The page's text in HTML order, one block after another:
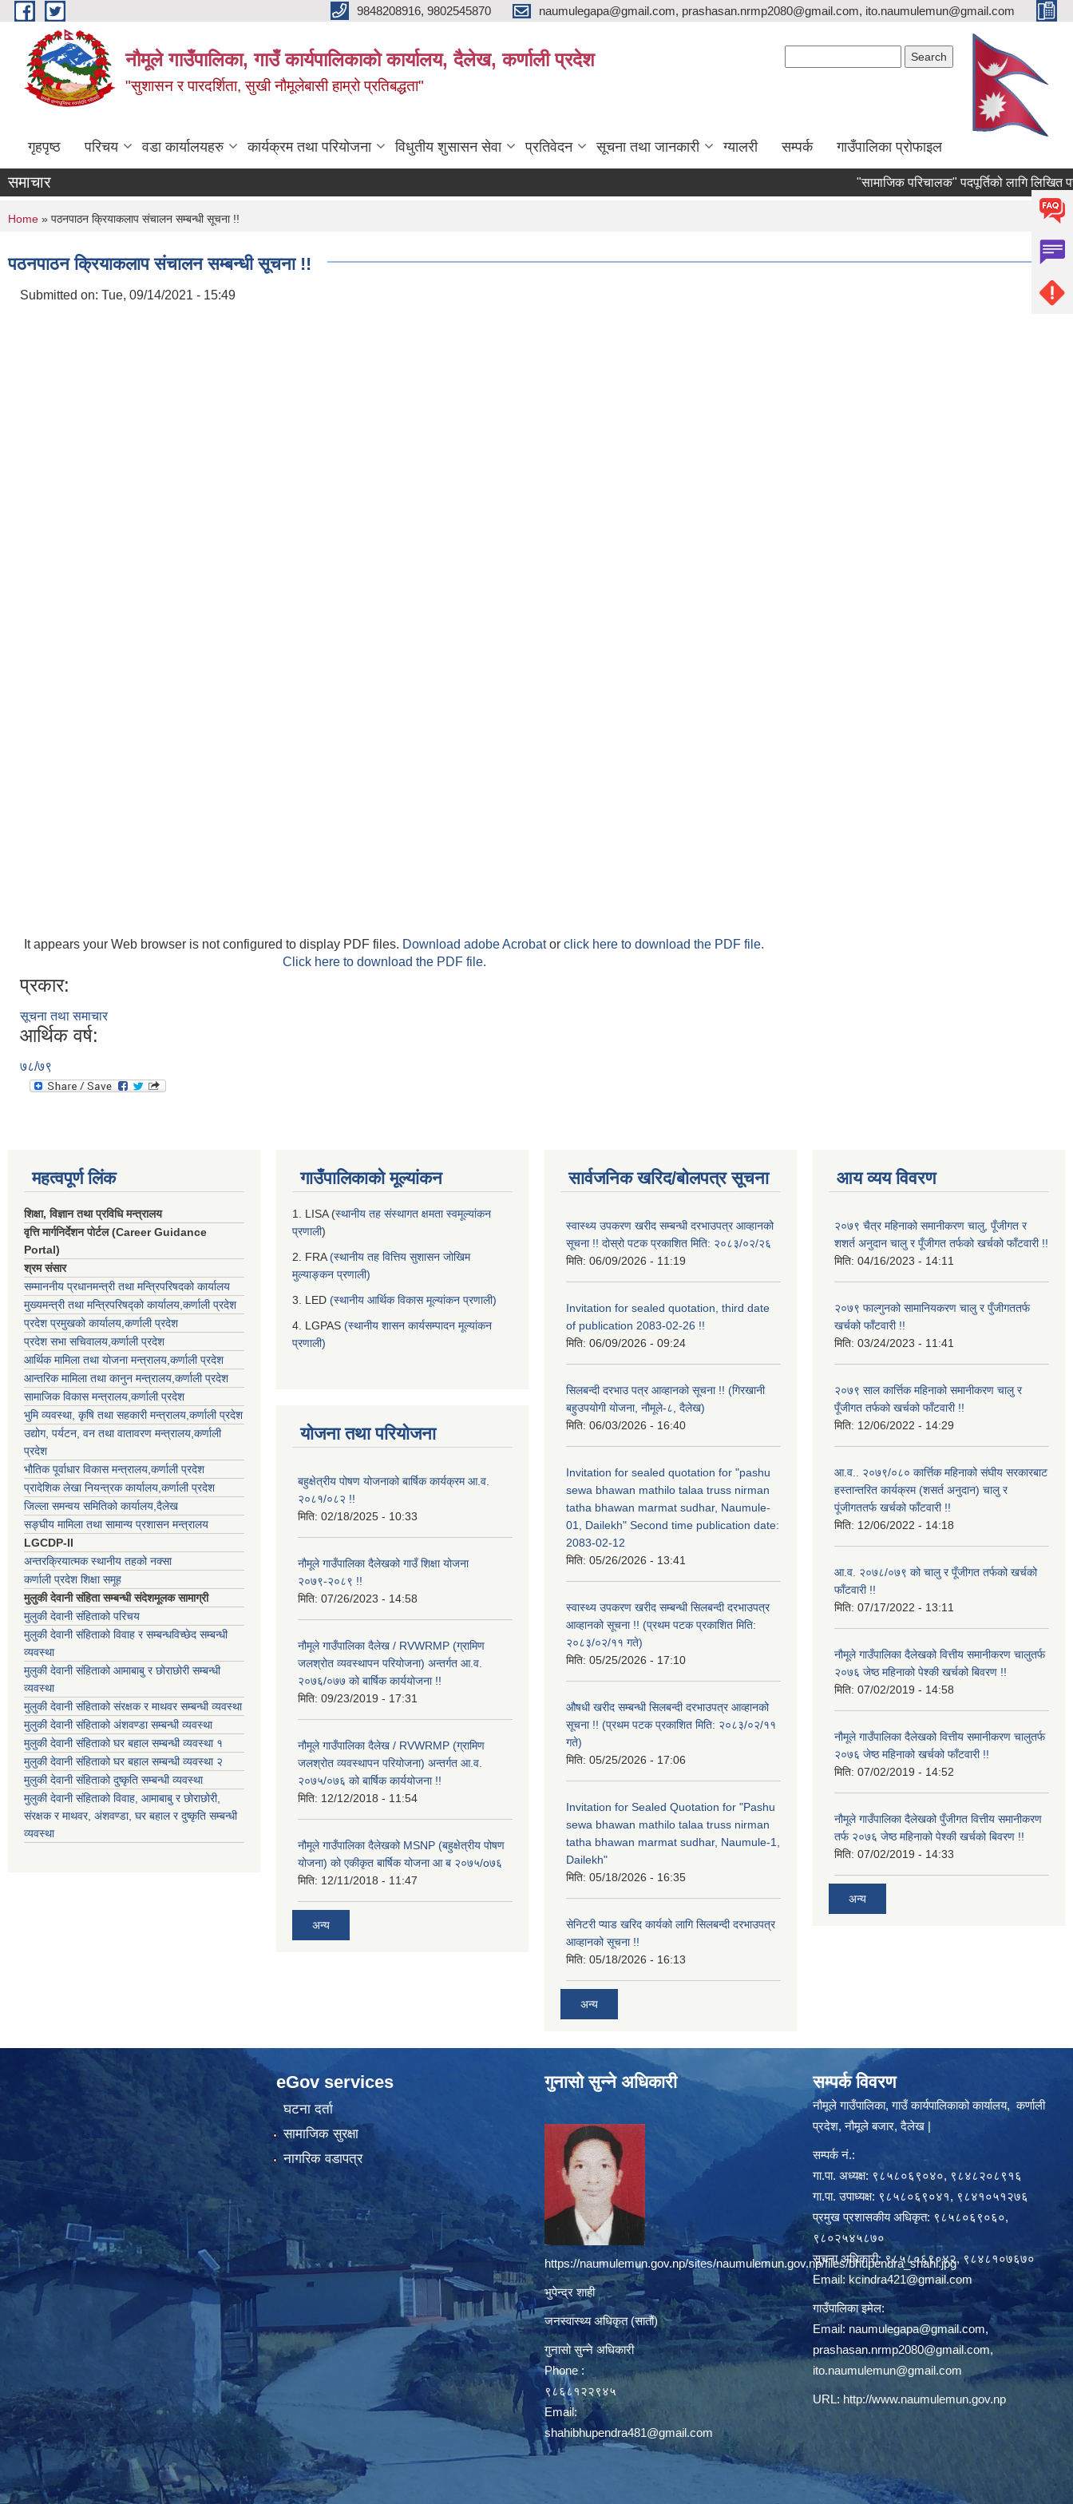
Skip to main content 9848208916, 9802545870 naumulegapa@gmail.com, prashasan.nrmp2080@gmail.com, ito.naumulemun@gmail.com
नौमूले गाउँपालिका, गाउँ कार्यपालिकाको कार्यालय, दैलेख, कर्णाली प्रदेश
"सुशासन र पारदर्शिता, सुखी नौमूलेबासी हाम्रो प्रतिबद्धता"
गृहपृष्ठ परिचय वडा कार्यालयहरु कार्यक्रम तथा परियोजना विधुतीय शुसासन सेवा प्रतिवेदन सूचना तथा जानकारी ग्यालरी सम्पर्क गाउँपालिका प्रोफाइल
समाचार "सामाजिक परिचालक" पदपूर्तिको लागि लिखित परीक्षा
You are here
Home » पठनपाठन क्रियाकलाप संचालन सम्बन्धी सूचना !!
पठनपाठन क्रियाकलाप संचालन सम्बन्धी सूचना !!
Submitted on: Tue, 09/14/2021 - 15:49
It appears your Web browser is not configured to display PDF files. Download adobe Acrobator click here to download the PDF file.
Click here to download the PDF file.
प्रकार:
सूचना तथा समाचार
आर्थिक वर्ष:
७८/७९
महत्वपूर्ण लिंक
शिक्षा, विज्ञान तथा प्रविधि मन्त्रालय
वृत्ति मार्गनिर्देशन पोर्टल (Career Guidance
Portal)
श्रम संसार
सम्माननीय प्रधानमन्त्री तथा मन्त्रिपरिषद‌को कार्यालय
मुख्यमन्त्री तथा मन्त्रिपरिषद्को कार्यालय,कर्णाली प्रदेश
प्रदेश प्रमुखको कार्यालय,कर्णाली प्रदेश
प्रदेश सभा सचिवालय,कर्णाली प्रदेश
आर्थिक मामिला तथा योजना मन्त्रालय,कर्णाली प्रदेश
आन्तरिक मामिला तथा कानुन मन्त्रालय,कर्णाली प्रदेश
सामाजिक विकास मन्त्रालय,कर्णाली प्रदेश
भुमि व्यवस्था, कृषि तथा सहकारी मन्त्रालय,कर्णाली प्रदेश
उद्योग, पर्यटन, वन तथा वातावरण मन्त्रालय,कर्णाली
प्रदेश
भौतिक पूर्वाधार विकास मन्त्रालय,कर्णाली प्रदेश
प्रादेशिक लेखा नियन्त्रक कार्यालय,कर्णाली प्रदेश
जिल्ला समन्वय समितिको कार्यालय,दैलेख
सङ्घीय मामिला तथा सामान्य प्रशासन मन्त्रालय
LGCDP-II
अन्तरक्रियात्मक स्थानीय तहको नक्सा
कर्णाली प्रदेश शिक्षा समूह
मुलुकी देवानी संहिता सम्बन्धी संदेशमूलक सामाग्री
मुलुकी देवानी संहिताको परिचय
मुलुकी देवानी संहिताको विवाह र सम्बन्धविच्छेद सम्बन्धी
व्यवस्था
मुलुकी देवानी संहिताको आमाबाबु र छोराछोरी सम्बन्धी
व्यवस्था
मुलुकी देवानी संहिताको संरक्षक र माथवर सम्बन्धी व्यवस्था
मुलुकी देवानी संहिताको अंशवण्डा सम्बन्धी व्यवस्था
मुलुकी देवानी संहिताको घर बहाल सम्बन्धी व्यवस्था १
मुलुकी देवानी संहिताको घर बहाल सम्बन्धी व्यवस्था २
मुलुकी देवानी संहिताको दुष्कृति सम्बन्धी व्यवस्था
मुलुकी देवानी संहिताको विवाह, आमाबाबु र छोराछोरी,
संरक्षक र माथवर, अंशवण्डा, घर बहाल र दुष्कृति सम्बन्धी
व्यवस्था
गाउँपालिकाको मूल्यांकन
1. LISA (स्थानीय तह संस्थागत क्षमता स्वमूल्यांकन
प्रणाली)
2. FRA (स्थानीय तह वित्तिय सुशासन जोखिम
मुल्याङ्कन प्रणाली)
3. LED (स्थानीय आर्थिक विकास मूल्यांकन प्रणाली)
4. LGPAS (स्थानीय शासन कार्यसम्पादन मूल्यांकन
प्रणाली)
योजना तथा परियोजना
बहुक्षेत्रीय पोषण योजनाको बार्षिक कार्यक्रम आ.व.
२०८१/०८२ !!
मिति: 02/18/2025 - 10:33
नौमूले गाउँपालिका दैलेखको गाउँ शिक्षा योजना
२०७९-२०८९ !!
मिति: 07/26/2023 - 14:58
नौमूले गाउँपालिका दैलेख / RVWRMP (ग्रामिण
जलश्रोत व्यवस्थापन परियोजना) अन्तर्गत आ.व.
२०७६/०७७ को बार्षिक कार्ययोजना !!
मिति: 09/23/2019 - 17:31
नौमूले गाउँपालिका दैलेख / RVWRMP (ग्रामिण
जलश्रोत व्यवस्थापन परियोजना) अन्तर्गत आ.व.
२०७५/०७६ को बार्षिक कार्ययोजना !!
मिति: 12/12/2018 - 11:54
नौमूले गाउँपालिका दैलेखको MSNP (बहुक्षेत्रीय पोषण
योजना) को एकीकृत बार्षिक योजना आ ब २०७५/o७६
मिति: 12/11/2018 - 11:47
अन्य
सार्वजनिक खरिद/बोलपत्र सूचना
स्वास्थ्य उपकरण खरीद सम्बन्धी दरभाउपत्र आव्हानको
सूचना !! दोस्रो पटक प्रकाशित मिति: २०८३/०२/२६
मिति: 06/09/2026 - 11:19
Invitation for sealed quotation, third date
of publication 2083-02-26 !!
मिति: 06/09/2026 - 09:24
सिलबन्दी दरभाउ पत्र आव्हानको सूचना !! (गिरखानी
बहुउपयोगी योजना, नौमूले-८, दैलेख)
मिति: 06/03/2026 - 16:40
Invitation for sealed quotation for "pashu
sewa bhawan mathilo talaa truss nirman
tatha bhawan marmat sudhar, Naumule-
01, Dailekh" Second time publication date:
2083-02-12
मिति: 05/26/2026 - 13:41
स्वास्थ्य उपकरण खरीद सम्बन्धी सिलबन्दी दरभाउपत्र
आव्हानको सूचना !! (प्रथम पटक प्रकाशित मिति:
२०८३/०२/११ गते)
मिति: 05/25/2026 - 17:10
औषधी खरीद सम्बन्धी सिलबन्दी दरभाउपत्र आव्हानको
सूचना !! (प्रथम पटक प्रकाशित मिति: २०८३/०२/११
गते)
मिति: 05/25/2026 - 17:06
Invitation for Sealed Quotation for "Pashu
sewa bhawan mathilo talaa truss nirman
tatha bhawan marmat sudhar, Naumule-1,
Dailekh"
मिति: 05/18/2026 - 16:35
सेनिटरी प्याड खरिद कार्यको लागि सिलबन्दी दरभाउपत्र
आव्हानको सूचना !!
मिति: 05/18/2026 - 16:13
अन्य
आय व्यय विवरण
२०७९ चैत्र महिनाको समानीकरण चालु, पूँजीगत र
शशर्त अनुदान चालु र पूँजीगत तर्फको खर्चको फाँटवारी !!
मिति: 04/16/2023 - 14:11
२०७९ फाल्गुनको सामानियकरण चालु र पुँजीगततर्फ
खर्चको फाँटवारी !!
मिति: 03/24/2023 - 11:41
२०७९ साल कार्त्तिक महिनाको समानीकरण चालु र
पूँजीगत तर्फको खर्चको फाँटवारी !!
मिति: 12/06/2022 - 14:29
आ.व.. २०७९/०८० कार्त्तिक महिनाको संघीय सरकारबाट
हस्तान्तरित कार्यक्रम (शसर्त अनुदान) चालु र
पूंजीगततर्फ खर्चको फाँटवारी !!
मिति: 12/06/2022 - 14:18
आ.व. २०७८/०७९ को चालु र पूँजीगत तर्फको खर्चको
फाँटवारी !!
मिति: 07/17/2022 - 13:11
नौमूले गाउँपालिका दैलेखको वित्तीय समानीकरण चालुतर्फ
२०७६ जेष्ठ महिनाको पेश्की खर्चको बिवरण !!
मिति: 07/02/2019 - 14:58
नौमूले गाउँपालिका दैलेखको वित्तीय समानीकरण चालुतर्फ
२०७६ जेष्ठ महिनाको खर्चको फाँटवारी !!
मिति: 07/02/2019 - 14:52
नौमूले गाउँपालिका दैलेखको पुँजीगत वित्तीय समानीकरण
तर्फ २०७६ जेष्ठ महिनाको पेश्की खर्चको बिवरण !!
मिति: 07/02/2019 - 14:33
अन्य
eGov services
घटना दर्ता
सामाजिक सुरक्षा
नागरिक वडापत्र
गुनासो सुन्ने अधिकारी
https://naumulemun.gov.np/sites/naumulemun.gov.np/files/bhupendra_shahi.jpg
भुपेन्द्र शाही
जनस्वास्थ्य अधिकृत (सातौं)
गुनासो सुन्ने अधिकारी
Phone :
९८६८१२२९४५
Email:
shahibhupendra481@gmail.com
सम्पर्क विवरण
नौमूले गाउँपालिका, गाउँ कार्यपालिकाको कार्यालय, कर्णाली
प्रदेश, नौमूले बजार, दैलेख |
सम्पर्क नं.:
गा.पा. अध्यक्ष: ९८५८०६९०४०, ९८४८२०८९१६
गा.पा. उपाध्यक्ष: ९८५८०६९०४१, ९८४१०५१२७६
प्रमुख प्रशासकीय अधिकृत: ९८५८०६९०६०,
९८०२५४५८७०
सूचना अधिकारी: ९८५८०६९०४२, ९८४८१०७६७०
Email:kcindra421@gmail.com
गाउँपालिका इमेल:
Email: naumulegapa@gmail.com,
prashasan.nrmp2080@gmail.com,
ito.naumulemun@gmail.com
URL:http://www.naumulemun.gov.np